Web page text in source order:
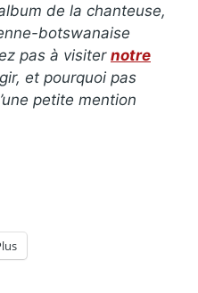
de la chanteuse,
botswanaise
pas à visiter notre
et pourquoi pas
petite mention